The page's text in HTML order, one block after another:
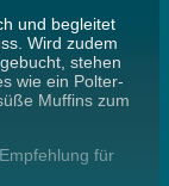
und begleitet
Wird zudem
stehen
wie ein Polter-
Muffins zum
für